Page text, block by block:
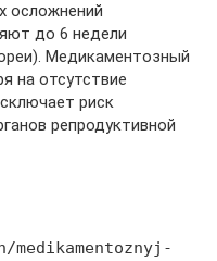
осложнений
до 6 недели
Медикаментозный
на отсутствие
риск
репродуктивной